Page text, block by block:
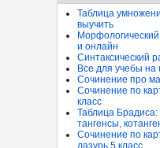
Таблица
выучить
и онлайн
Синтаксический
Все для учебы на
Сочинение про
Сочинение по
класс
Таблица
тангенсы,
Сочинение по
лазурь 5 класс